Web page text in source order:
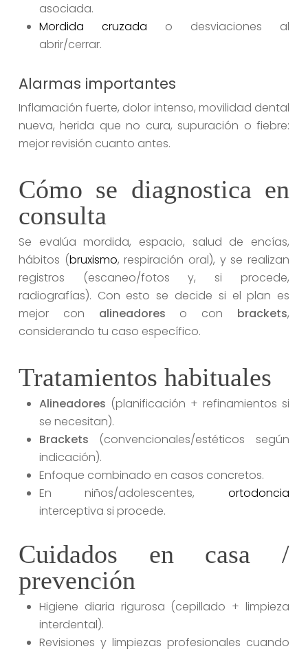
asociada.
Mordida cruzada o desviaciones al
abrir/cerrar.
Alarmas importantes
Inflamación fuerte, dolor intenso, movilidad dental
nueva, herida que no cura, supuración o fiebre:
mejor revisión cuanto antes.
Cómo se diagnostica en
consulta
Se evalúa mordida, espacio, salud de encías,
hábitos (bruxismo, respiración oral), y se realizan
registros (escaneo/fotos y, si procede,
radiografías). Con esto se decide si el plan es
mejor con alineadores o con brackets,
considerando tu caso específico.
Tratamientos habituales
Alineadores (planificación + refinamientos si
se necesitan).
Brackets (convencionales/estéticos según
indicación).
Enfoque combinado en casos concretos.
En niños/adolescentes,ortodoncia
interceptiva si procede.
Cuidados en casa /
prevención
Higiene diaria rigurosa (cepillado + limpieza
interdental).
Revisiones y limpiezas profesionales cuando